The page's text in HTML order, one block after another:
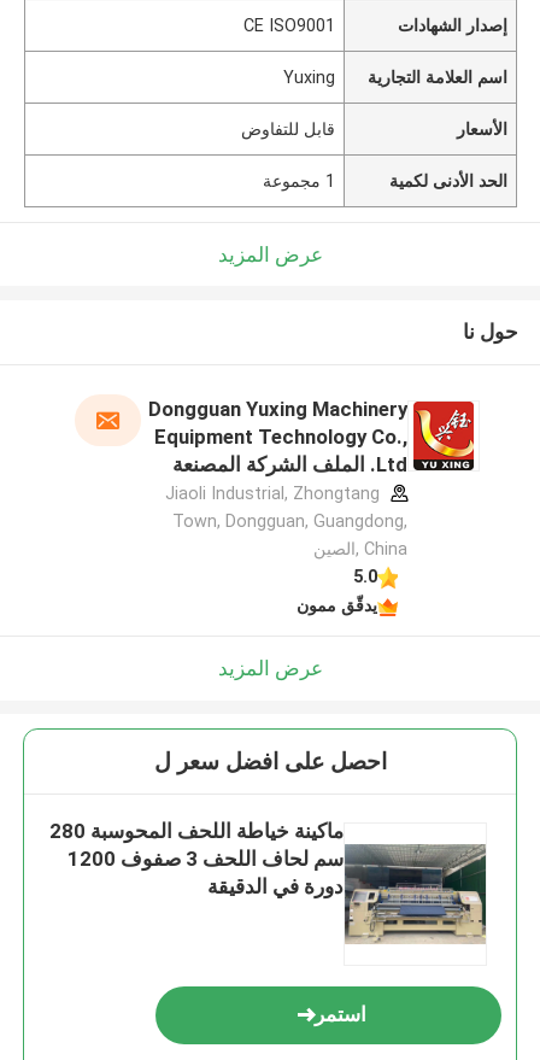
إصدار الشهادات CE ISO9001
اسم العلامة التجارية Yuxing
الأسعار قابل للتفاوض
الحد الأدنى لكمية 1 مجموعة
عرض المزيد
حول نا
Dongguan Yuxing Machinery
Equipment Technology Co.,
Ltd. الملف الشركة المصنعة
Jiaoli Industrial, Zhongtang
Town, Dongguan, Guangdong,
China ,الصين
5.0
يدقّق ممون
عرض المزيد
احصل على افضل سعر ل
ماكينة خياطة اللحف المحوسبة 280
سم لحاف اللحف 3 صفوف 1200
دورة في الدقيقة
استمر